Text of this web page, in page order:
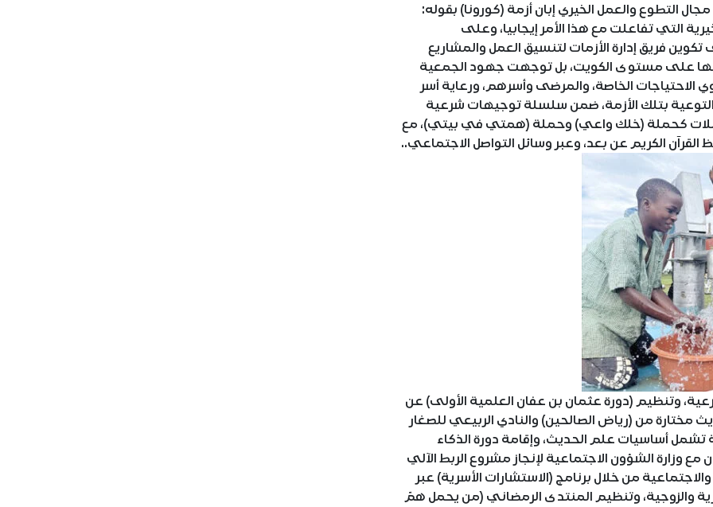
والعمل الخيري إبان أزمة (كورونا) بقوله:
التي تفاعلت مع هذا الأمر إيجابيا، وعلى
فريق إدارة الأزمات لتنسيق العمل والمشاريع
على مستوى الكويت، بل توجهت جهود الجمعية
الاحتياجات الخاصة، والمرضى وأسرهم، ورعاية أسر
والتوعية بتلك الأزمة، ضمن سلسلة توجيهات شرعية
كحملة (خلك واعي) وحملة (همتي في بيتي)، مع
الكريم عن بعد، وعبر وسائل التواصل الاجتماعي..
وتنظيم (دورة عثمان بن عفان العلمية الأولى) عن
مختارة من (رياض الصالحين) والنادي الربيعي للصغار
تشمل أساسيات علم الحديث، وإقامة دورة الذكاء
وزارة الشؤون الاجتماعية لإنجاز مشروع الربط الآلي
من خلال برنامج (الاستشارات الأسرية) عبر
والزوجية، وتنظيم المنتدى الرمضاني (من يحمل همّ